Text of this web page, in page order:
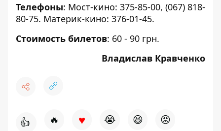
Телефоны: Мост-кино: 375-85-00, (067) 818-
80-75. Материк-кино: 376-01-45.
Стоимость билетов: 60 - 90 грн.
Владислав Кравченко
👍 🔥 ♥ 😭 😆 😡